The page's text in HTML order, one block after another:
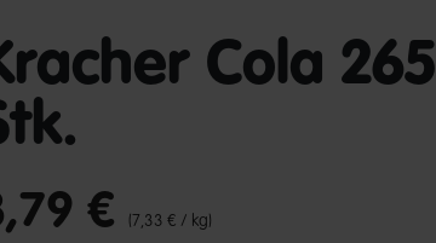
Cola 265
out of 5 Customer Rating
€ (7,33 € / kg)